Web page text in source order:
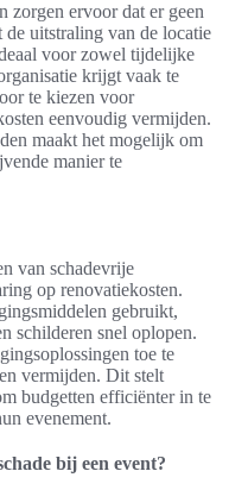
zorgen ervoor dat er geen
uitstraling van de locatie
voor zowel tijdelijke
krijgt vaak te
te kiezen voor
eenvoudig vermijden.
maakt het mogelijk om
manier te
van schadevrije
op renovatiekosten.
gebruikt,
schilderen snel oplopen.
toe te
vermijden. Dit stelt
budgetten efficiënter in te
evenement.
bij een event?